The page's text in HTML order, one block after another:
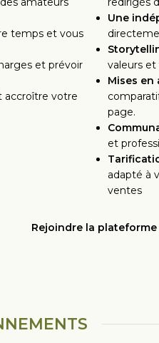
temps et vous
et prévoir
accroître votre
Une
valeurs et
Mises en
page.
et
adapté à
ventes
Rejoindre la plateforme